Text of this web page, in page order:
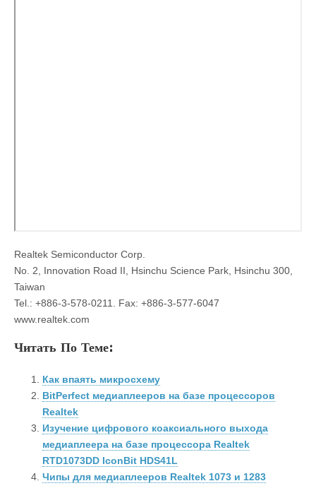
Realtek Semiconductor Corp.
No. 2, Innovation Road II, Hsinchu Science Park, Hsinchu 300,
Taiwan
Tel.: +886-3-578-0211. Fax: +886-3-577-6047
www.realtek.com
Читать По Теме:
Как впаять микросхему
BitPerfect медиаплееров на базе процессоров
Realtek
Изучение цифрового коаксиального выхода
медиаплеера на базе процессора Realtek
RTD1073DD IconBit HDS41L
Чипы для медиаплееров Realtek 1073 и 1283